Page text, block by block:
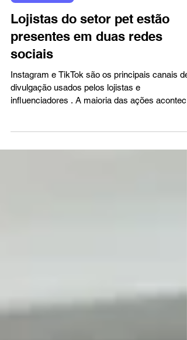
VAREJO PET
Lojistas do setor pet estão
presentes em duas redes
sociais
Instagram e TikTok são os principais canais de
divulgação usados pelos lojistas e
por meio...